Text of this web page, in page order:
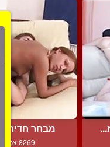
מבחר
8269 צפיות